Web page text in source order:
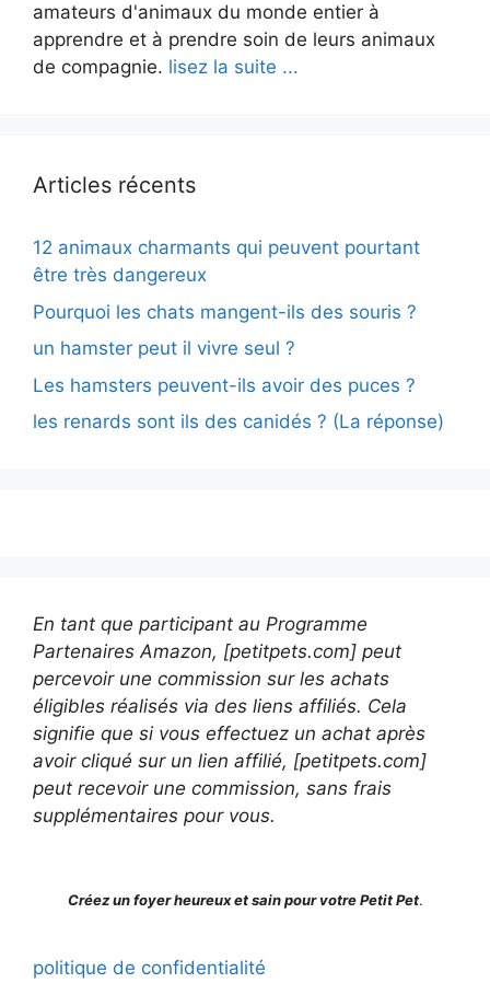
amateurs d'animaux du monde entier à
apprendre et à prendre soin de leurs animaux
de compagnie. lisez la suite ...
Articles récents
12 animaux charmants qui peuvent pourtant
être très dangereux
Pourquoi les chats mangent-ils des souris ?
un hamster peut il vivre seul ?
Les hamsters peuvent-ils avoir des puces ?
les renards sont ils des canidés ? (La réponse)
En tant que participant au Programme
Partenaires Amazon, [petitpets.com] peut
percevoir une commission sur les achats
éligibles réalisés via des liens affiliés. Cela
signifie que si vous effectuez un achat après
avoir cliqué sur un lien affilié, [petitpets.com]
peut recevoir une commission, sans frais
supplémentaires pour vous.
Créez un foyer heureux et sain pour votre Petit Pet.
politique de confidentialité